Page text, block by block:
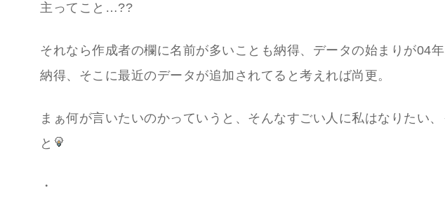
主ってこと…??
それなら作成者の欄に名前が多いことも納得、データの始まりが04
納得、そこに最近のデータが追加されてると考えれば尚更。
まぁ何が言いたいのかっていうと、そんなすごい人に私はなりたい、
と
・